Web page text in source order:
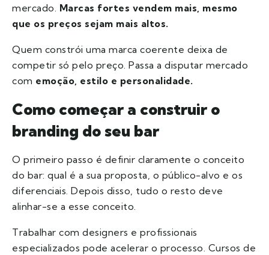
mercado. Marcas fortes vendem mais, mesmo
que os preços sejam mais altos.
Quem constrói uma marca coerente deixa de
competir só pelo preço. Passa a disputar mercado
com emoção, estilo e personalidade.
Como começar a construir o
branding do seu bar
O primeiro passo é definir claramente o conceito
do bar: qual é a sua proposta, o público-alvo e os
diferenciais. Depois disso, tudo o resto deve
alinhar-se a esse conceito.
Trabalhar com designers e profissionais
especializados pode acelerar o processo. Cursos de